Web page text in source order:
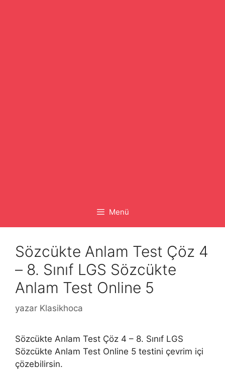
Menü
Sözcükte Anlam Test Çöz 4
– 8. Sınıf LGS Sözcükte
Anlam Test Online 5
yazar Klasikhoca
Sözcükte Anlam Test Çöz 4 – 8. Sınıf LGS
Sözcükte Anlam Test Online 5 testini çevrim içi
çözebilirsin.